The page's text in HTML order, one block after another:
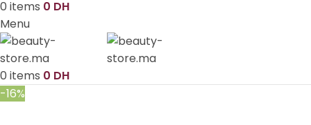
0 items 0 DH
Menu
0 items 0 DH
-16%